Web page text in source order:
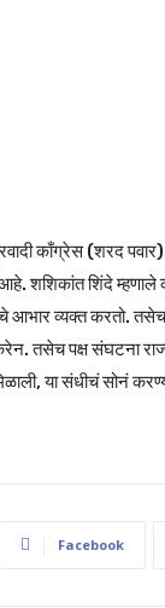
काँग्रेस (शरद
शशिकांत शिंदे म्हणाले
आभार व्यक्त करतो. तसेच
तसेच पक्ष संघटना
या संधीचं सोनं
Facebook